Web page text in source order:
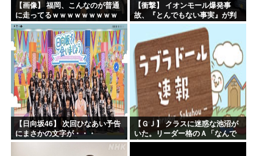
【画像】 福岡、こんなのが普通
に走ってるｗｗｗｗｗｗｗｗｗ
ｗｗｗｗｗｗｗ
【衝撃】 イオンモール爆発事
故、『とんでもない事実』が判
明してしまう・・・・・・
【日向坂46】 次回ひなあい予告
にまさかの文字が・・・
【ＧＪ】 クラスに迷惑な池沼が
いた。リーダー格のＡ「なんで
支援学級に入れないんです